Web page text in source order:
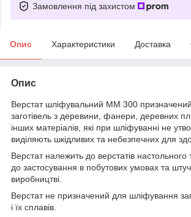
Замовлення під захистом
Опис Характеристики Доставка
Опис
Верстат шліфувальний ММ 300
заготівель з деревини, фанери, деревних
інших матеріалів, які при шліфуванні не
виділяють шкідливих та небезпечних для
Верстат належить до верстатів настольного
до застосування в побутових умовах та
виробництві.
Верстат не призначений для шліфування
і їх сплавів.